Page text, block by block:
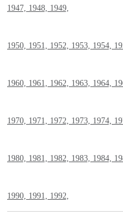
1947, 1948, 1949,
1950, 1951, 1952, 1953, 1954,
1960, 1961, 1962, 1963, 1964,
1970, 1971, 1972, 1973, 1974,
1980, 1981, 1982, 1983, 1984,
1990, 1991, 1992,